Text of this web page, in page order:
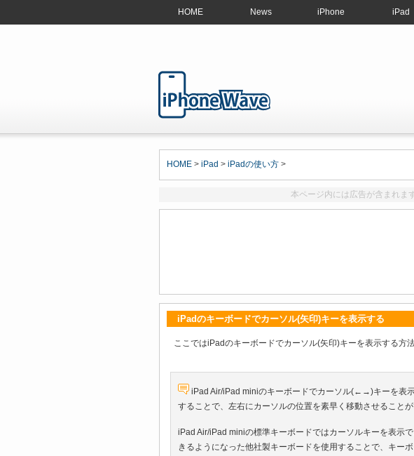
HOME News iPhone iPad
HOME > iPad > iPadの使い方 >
本ページ内には広告が含まれま
iPadのキーボードでカーソル(矢印)キーを表示する
ここではiPadのキーボードでカーソル(矢印)キーを表示する方
iPad Air/iPad miniのキーボードでカーソル(←→)キーを表
することで、左右にカーソルの位置を素早く移動させることが
iPad Air/iPad miniの標準キーボードではカーソルキーを表示
きるようになった他社製キーボードを使用することで、キー